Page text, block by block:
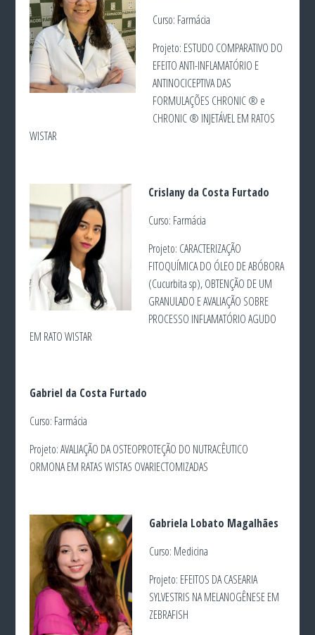
Curso: Farmácia
Projeto: ESTUDO COMPARATIVO DO
EFEITO ANTI-INFLAMATÓRIO E
ANTINOCICEPTIVA DAS
FORMULAÇÕES CHRONIC ®️ e
CHRONIC ®️ INJETÁVEL EM RATOS
WISTAR
Crislany da Costa Furtado
Curso: Farmácia
Projeto: CARACTERIZAÇÃO
FITOQUÍMICA DO ÓLEO DE ABÓBORA
(Cucurbita sp), OBTENÇÃO DE UM
GRANULADO E AVALIAÇÃO SOBRE
PROCESSO INFLAMATÓRIO AGUDO
EM RATO WISTAR
Gabriel da Costa Furtado
Curso: Farmácia
Projeto: AVALIAÇÃO DA OSTEOPROTEÇÃO DO NUTRACÊUTICO
ORMONA EM RATAS WISTAS OVARIECTOMIZADAS
Gabriela Lobato Magalhães
Curso: Medicina
Projeto: EFEITOS DA CASEARIA
SYLVESTRIS NA MELANOGÊNESE EM
ZEBRAFISH